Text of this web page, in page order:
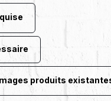
produits